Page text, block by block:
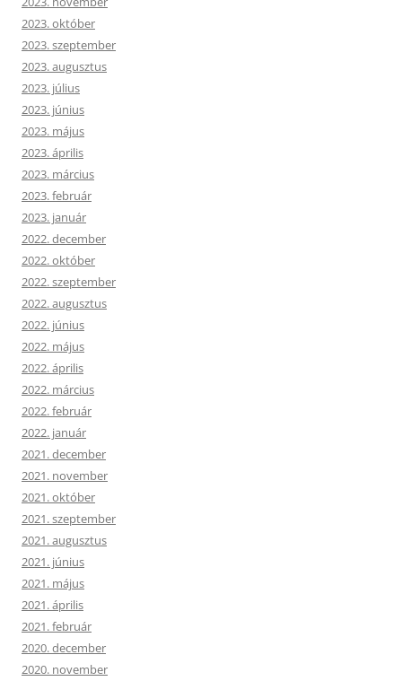
2023. október
2023. szeptember
2023. augusztus
2023. július
2023. június
2023. május
2023. április
2023. március
2023. február
2023. január
2022. december
2022. október
2022. szeptember
2022. augusztus
2022. június
2022. május
2022. április
2022. március
2022. február
2022. január
2021. december
2021. november
2021. október
2021. szeptember
2021. augusztus
2021. június
2021. május
2021. április
2021. február
2020. december
2020. november